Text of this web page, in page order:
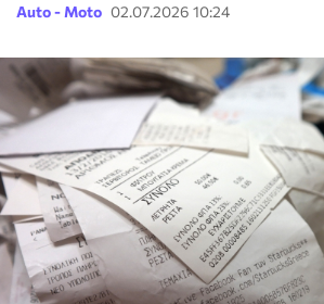
Auto - Moto 02.07.2026 10:24